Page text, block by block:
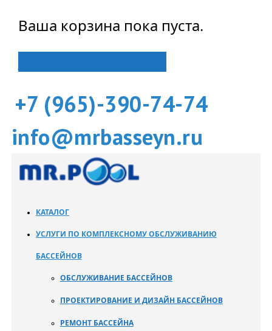
Ваша корзина пока пуста.
+7 (965)-390-74-74
info@mrbasseyn.ru
КАТАЛОГ
УСЛУГИ ПО КОМПЛЕКСНОМУ ОБСЛУЖИВАНИЮ
БАССЕЙНОВ
ОБСЛУЖИВАНИЕ БАССЕЙНОВ
ПРОЕКТИРОВАНИЕ И ДИЗАЙН БАССЕЙНОВ
РЕМОНТ БАССЕЙНА